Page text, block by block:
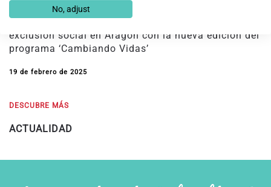
Fundación Endesa y Fundación Integra prevén
exclusión social en Aragón con la nueva edición del
programa ‘Cambiando Vidas’
19 de febrero de 2025
DESCUBRE MÁS
ACTUALIDAD
No, adjust